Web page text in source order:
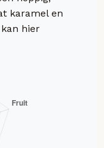
karamel en
hier